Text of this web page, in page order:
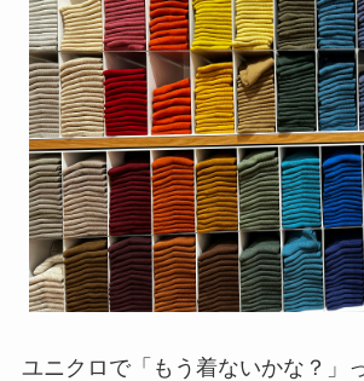
ユニクロで「もう着ないかな？」